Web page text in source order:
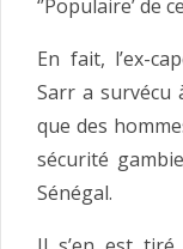
‘’Populaire’ de
En fait, l’ex-
Sarr a survécu
que des
sécurité
Sénégal.